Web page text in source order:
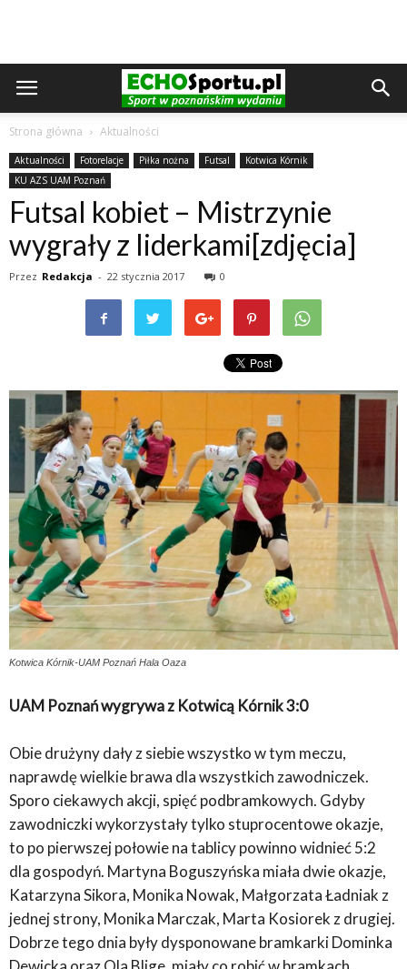
Strona główna Aktualności
Aktualności Fotorelacje Piłka nożna Futsal
Kotwica Kórnik
KU AZS UAM Poznań
Futsal kobiet – Mistrzynie
wygrały z liderkami[zdjęcia]
Przez Redakcja - 22 stycznia 2017 0
Kotwica Kórnik-UAM Poznań Hala Oaza
UAM Poznań wygrywa z Kotwicą Kórnik 3:0
Obie drużyny dały z siebie wszystko w tym meczu,
naprawdę wielkie brawa dla wszystkich zawodniczek.
Sporo ciekawych akcji, spięć podbramkowych. Gdyby
zawodniczki wykorzystały tylko stuprocentowe okazje,
to po pierwszej połowie na tablicy powinno widnieć 5:2
dla gospodyń. Martyna Boguszyńska miała dwie okazje,
Katarzyna Sikora, Monika Nowak, Małgorzata Ładniak z
jednej strony, Monika Marczak, Marta Kosiorek z drugiej.
Dobrze tego dnia były dysponowane bramkarki Dominka